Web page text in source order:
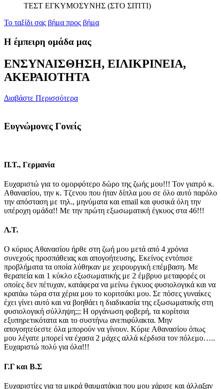
ΤEΣΤ ΕΓΚΥΜΟΣYΝΗΣ (ΣΤΟ ΣΠΊΤΙ)
Το ταξίδι σας βήμα προς βήμα
Η έμπειρη ομάδα μας
ΕΝΣΥΝΑΙΣΘΗΣΗ, ΕΙΛΙΚΡΙΝΕΙΑ,
ΑΚΕΡΑΙΟΤΗΤΑ
Διαβάστε Περισσότερα
Ευγνώμονες Γονείς
Π.Τ., Γερμανία
Ευχαριστώ για το ομορφότερο δώρο της ζωής μου!!! Τον γιατρό κ.
Αθανασίου, την κ. Τζενου που ήταν δίπλα μου σε όλο αυτό παρόλο
την απόσταση με τηλ., μηνύματα και email και φυσικά όλη την
υπέροχη ομάδα!! Με την πρώτη εξωσωματική έγκυος στα 46!!!
Λ.Τ.
Ο κύριος Αθανασίου ήρθε στη ζωή μου μετά από 4 χρόνια
συνεχούς προσπάθειας και απογοήτευσης. Εκείνος εντόπισε
προβλήματα τα οποία λύθηκαν με χειρουργική επέμβαση. Με
θεραπεία και 1 κύκλο εξωσωματικής με 2 έμβρυο μεταφορές οι
οποίες δεν πέτυχαν, κατάφερα να μείνω έγκυος φυσιολογικά και να
κρατάω τώρα στα χέρια μου το κοριτσάκι μου. Σε πόσες γυναίκες
έχει γίνει αυτό και να βοηθάει η διαδικασία της εξωσωματικής στη
φυσιολογική σύλληψη;;; Η οργάνωση φοβερή, τα κορίτσια
εξυπηρετικότατα και το συστήνω ανεπιφύλακτα. Μην
απογοητεύεστε όλα μπορούν να γίνουν. Κύριε Αθανασίου όπως
μου λέγατε μπορεί να έχασα 2 μάχες αλλά κέρδισα τον πόλεμο…..
Ευχαριστώ πολύ για όλα!!!
Γ.Γ και Β.Σ
Eυχαριστίες για τα μικρά θαυματάκια που μου χάρισε και άλλαξαν